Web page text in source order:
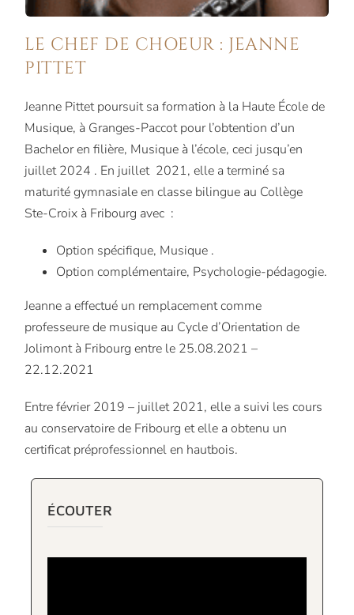
LE CHEF DE CHOEUR : JEANNE
PITTET
Jeanne Pittet poursuit sa formation à la Haute École de
Musique, à Granges-Paccot pour l’obtention d’un
Bachelor en filière, Musique à l’école, ceci jusqu’en
juillet 2024 . En juillet 2021, elle a terminé sa
maturité gymnasiale en classe bilingue au Collège
Ste-Croix à Fribourg avec :
Option spécifique, Musique .
Option complémentaire, Psychologie-pédagogie.
Jeanne a effectué un remplacement comme
professeure de musique au Cycle d’Orientation de
Jolimont à Fribourg entre le 25.08.2021 –
22.12.2021
Entre février 2019 – juillet 2021, elle a suivi les cours
au conservatoire de Fribourg et elle a obtenu un
certificat préprofessionnel en hautbois.
ÉCOUTER